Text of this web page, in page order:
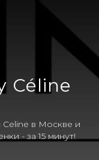
Céline
в Москве и
- за 15 минут!